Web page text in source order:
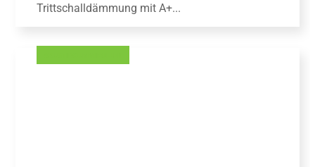
Trittschalldämmung mit A+...